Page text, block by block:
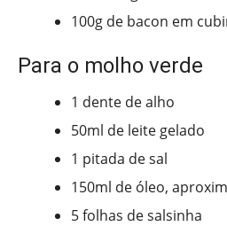
100g de bacon em
Para o molho verde
1 dente de alho
50ml de leite gelado
1 pitada de sal
150ml de óleo,
5 folhas de salsinha